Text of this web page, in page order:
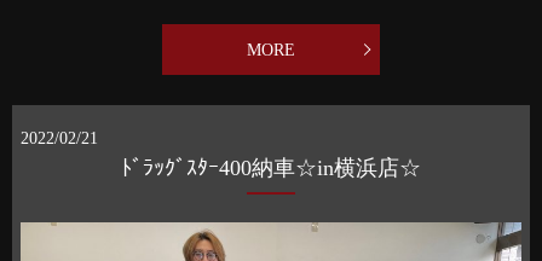
MORE
2022/02/21
ﾄﾞﾗｯｸﾞｽﾀｰ400納車☆in横浜店☆